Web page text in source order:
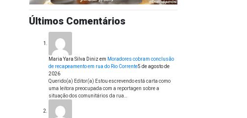
Últimos Comentários
Maria Yara Silva Diniz em Moradores cobram conclusão
de recapeamento em rua do Rio Corrente5 de agosto de
2026
Querido(a) Editor(a) Estou escrevendo está carta como
uma leitora preocupada com a reportagen sobre a
situação dos comunitários da rua…